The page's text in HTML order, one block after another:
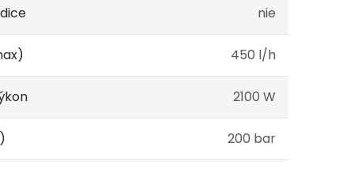
nie
450 l/h
2100 W
200 bar